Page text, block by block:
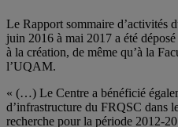
Le Rapport sommaire d’activités
juin 2016 à mai 2017 a été
à la création, de même qu’à la
l’UQAM.
« (…) Le Centre a bénéficié
d’infrastructure du FRQSC dans
recherche pour la période 2012-